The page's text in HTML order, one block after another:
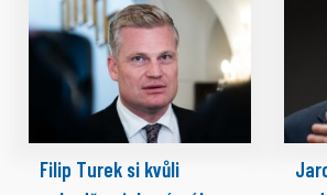
Filip Turek si kvůli